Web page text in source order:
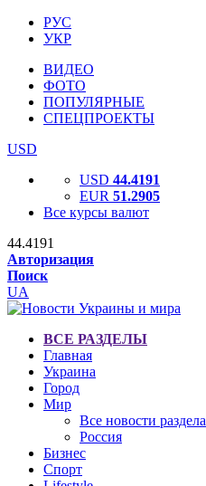
РУС
УКР
ВИДЕО
ФОТО
ПОПУЛЯРНЫЕ
СПЕЦПРОЕКТЫ
USD
USD 44.4191
EUR 51.2905
Все курсы валют
44.4191
Авторизация
Поиск
UA
ВСЕ РАЗДЕЛЫ
Главная
Украина
Город
Мир
Все новости раздела
Россия
Бизнес
Спорт